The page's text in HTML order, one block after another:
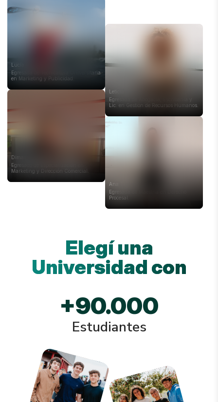
Lucía Cosoleto
Egresada de Tecnicatura Universitaria
en Marketing y Publicidad.
Leticia Cay
Egresada de Abogacía, Escribanía y
Lic. en Gestión de Recursos Humanos.
Dimas Geracaris
Egresado de Especialización en
Marketing y Dirección Comercial.
Ana Tagliavini
Egresada de Maestría en Derecho
Procesal.
Elegí una
Universidad con
+90.000
Estudiantes